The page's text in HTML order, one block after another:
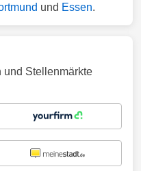
und Essen.
und Stellenmärkte